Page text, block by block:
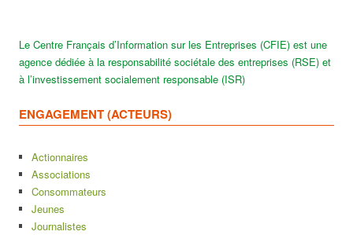
Le Centre Français d’Information sur les Entreprises (CFIE) est une
agence dédiée à la responsabilité sociétale des entreprises (RSE) et
à l’investissement socialement responsable (ISR)
ENGAGEMENT (ACTEURS)
Actionnaires
Associations
Consommateurs
Jeunes
Journalistes